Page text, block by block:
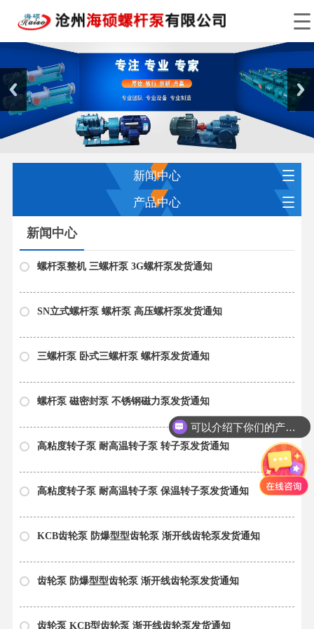
新闻中心
产品中心
新闻中心
螺杆泵整机 三螺杆泵 3G螺杆泵发货通知
SN立式螺杆泵 螺杆泵 高压螺杆泵发货通知
三螺杆泵 卧式三螺杆泵 螺杆泵发货通知
螺杆泵 磁密封泵 不锈钢磁力泵发货通知
高粘度转子泵 耐高温转子泵 转子泵发货通知
高粘度转子泵 耐高温转子泵 保温转子泵发货通知
KCB齿轮泵 防爆型型齿轮泵 渐开线齿轮泵发货通知
齿轮泵 防爆型型齿轮泵 渐开线齿轮泵发货通知
齿轮泵 KCB型齿轮泵 渐开线齿轮泵发货通知
可以介绍下你们的产品么？